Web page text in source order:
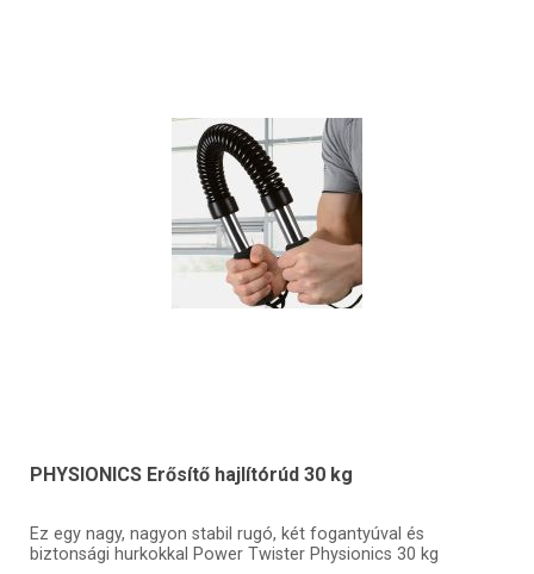
PHYSIONICS Erősítő hajlítórúd 30 kg
Ez egy nagy, nagyon stabil rugó, két fogantyúval és
biztonsági hurkokkal Power Twister Physionics 30 kg